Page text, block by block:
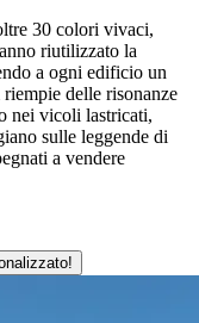
30 colori vivaci,
riutilizzato la
a ogni edificio un
delle risonanze
nei vicoli lastricati,
sulle leggende di
a vendere